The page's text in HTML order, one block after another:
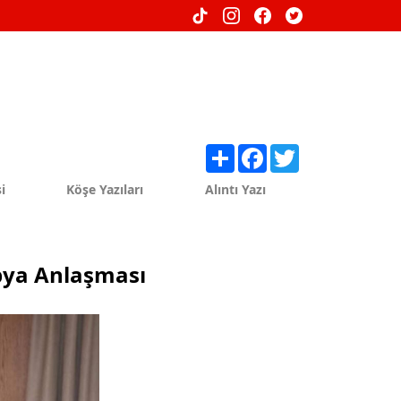
Köşe Yazıları Alıntı Yazı
Anlaşması
Share Facebook